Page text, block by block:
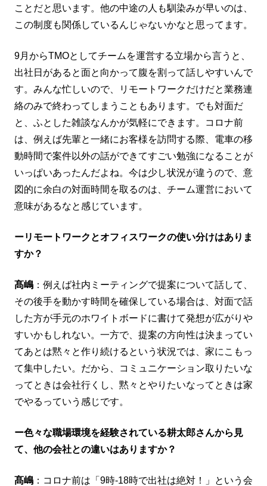
ことだと思います。他の中途の人も馴染みが早いのは、
この制度も関係しているんじゃないかなと思ってます。
9月からTMOとしてチームを運営する立場から言うと、
出社日があると面と向かって腹を割って話しやすいんで
す。みんな忙しいので、リモートワークだけだと業務連
絡のみで終わってしまうこともあります。でも対面だ
と、ふとした雑談なんかが気軽にできます。コロナ前
は、例えば先輩と一緒にお客様を訪問する際、電車の移
動時間で案件以外の話ができてすごい勉強になることが
いっぱいあったんだよね。今は少し状況が違うので、意
図的に余白の対面時間を取るのは、チーム運営において
意味があるなと感じています。
ーリモートワークとオフィスワークの使い分けはありま
すか？
髙嶋 ：例えば社内ミーティングで提案について話して、
その後手を動かす時間を確保している場合は、対面で話
した方が手元のホワイトボードに書けて発想が広がりや
すいかもしれない。一方で、提案の方向性は決まってい
てあとは黙々と作り続けるという状況では、家にこもっ
て集中したい。だから、コミュニケーション取りたいな
ってときは会社行くし、黙々とやりたいなってときは家
でやるっていう感じです。
ー色々な職場環境を経験されている耕太郎さんから見
て、他の会社との違いはありますか？
髙嶋 ：コロナ前は「9時-18時で出社は絶対！」という会